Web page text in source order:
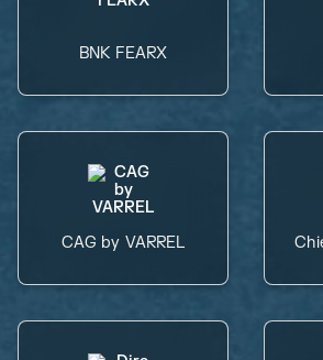
BNK FEARX
CAG by VARREL